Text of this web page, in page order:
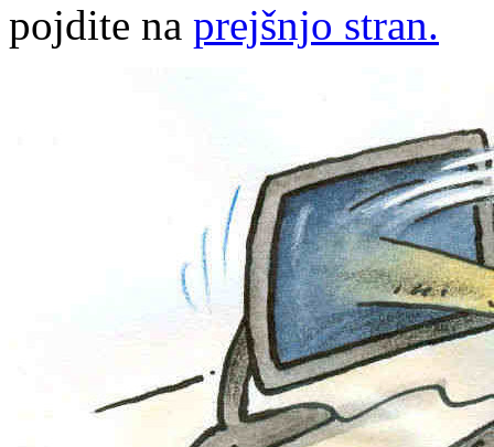
pojdite na prejšnjo stran.